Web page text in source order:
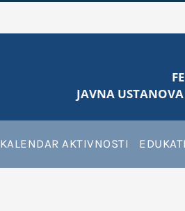
JAVNA
KALENDAR AKTIVNOSTI